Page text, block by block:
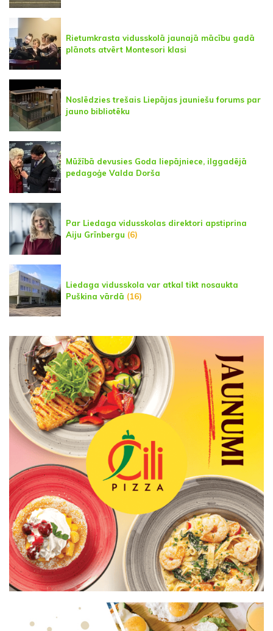
Rietumkrasta vidusskolā jaunajā mācību gadā
plānots atvērt Montesori klasi
Noslēdzies trešais Liepājas jauniešu forums par
jauno bibliotēku
Mūžībā devusies Goda liepājniece, ilggadējā
pedagoģe Valda Dorša
Par Liedaga vidusskolas direktori apstiprina
Aiju Grīnbergu (6)
Liedaga vidusskola var atkal tikt nosaukta
Puškina vārdā (16)